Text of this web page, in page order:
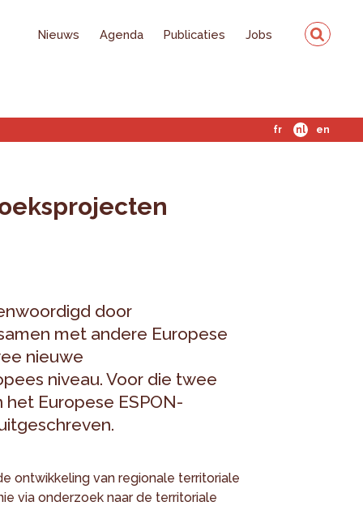
Nieuws Agenda Publicaties Jobs
fr nl en
door
met andere Europese
nieuwe
niveau. Voor die twee
Europese ESPON-
ontwikkeling van regionale territoriale
via onderzoek naar de territoriale